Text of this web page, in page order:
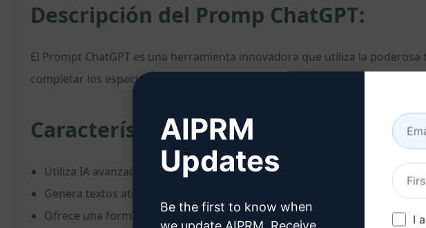
Descripción del Promp ChatGPT:
El Prompt ChatGPT es una herramienta innovadora que utiliza la
completar los espacios en blanco con la información relevante y enviar el
Características:
Utiliza IA avanzada para reescribir contenido de manera eficiente.
Genera textos atractivos y persuasivos.
Ofrece una forma rápida y sencilla de mejorar la calidad del contenido.
AIPRM
Updates
Be the first to know when
I